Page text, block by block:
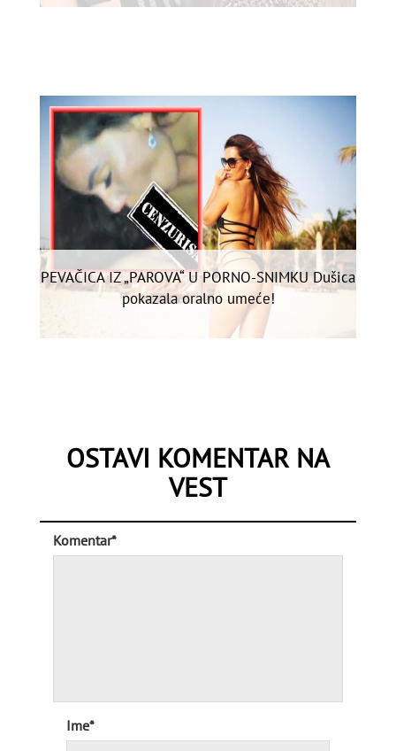
PEVAČICA IZ „PAROVA“ U PORNO-SNIMKU Dušica
pokazala oralno umeće!
OSTAVI KOMENTAR NA
VEST
Komentar*
Ime*